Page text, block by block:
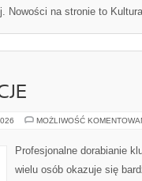
Nowości na stronie to
MOŻLIWOŚĆ
Profesjonalne dorabianie
wielu osób okazuje się